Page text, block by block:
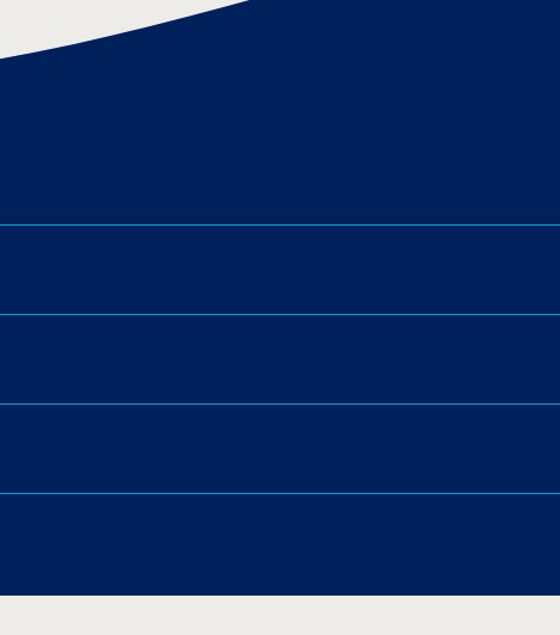
από ABS ή ανοξ.
Θέση εγκατάστασης: τοιχία.
Αποθήκευση